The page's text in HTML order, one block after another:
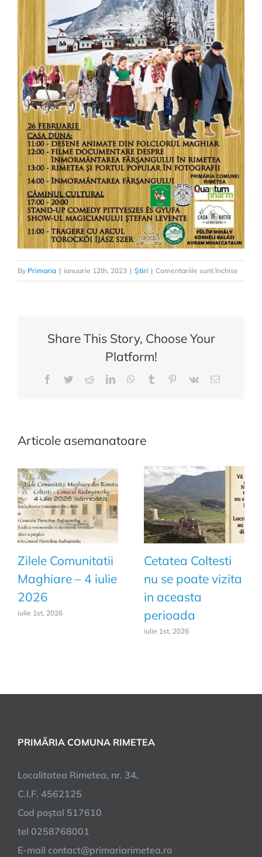
By Primaria | ianuarie 12th, 2023 | Știri | Comentariile sunt închise
Share This Story, Choose Your
Platform!
Facebook
TwitterRedditLinkedInWhatsApp
Tumblr Pinterest
Vk
E-
Articole asemanatoare
Zilele Comunitatii
Maghiare – 4 iulie
2026
iulie 1st, 2026
Cetatea Coltesti
nu se poate vizita
in aceasta
perioada
iulie 1st, 2026
PRIMĂRIA COMUNA RIMETEA
Localitatea Rimetea, nr. 34,
C.I.F. 4562125
Cod poştal 517610
tel 0258768001
E-mail contact@primariarimetea.ro